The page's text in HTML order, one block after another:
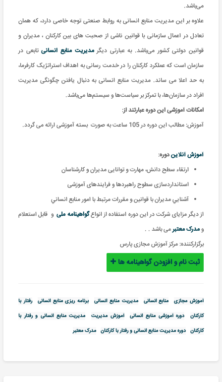
می‌باشد.
علاوه بر این مدیریت منابع انسانی به روابط صنعتی توجه خاصی دارد، که همان
تعادل در اعمال سازمانی با قوانین ناشی از صحبت های بین کارکنان ، مدیران و
قوانین دولتی کشور می‌باشد. به عبارتی دیگرمدیریت منابع انسانیتابعی در
سازمان است که عملکرد کارکنان را در خدمت رسانی به اهداف استراتژیک کارفرما،
به حد اعلا می ساند. مدیریت منابع انسانی به دنبال یافتن چگونگی مدیریت
افراد در سازمان‌ها، با تمرکز بر سیاست‌ها و سیستم‌ها می‌باشد.
امکانات آموزشی این دوره عبارتند از:
آموزش: مطالب این دوره در 105 ساعت به صورت بسته آموزشی ارائه می گردد
.
آموزش آنلایندوره:
ارتقاء سطح دانش، مهارت و توانایی مدیران و کارشناسان
استانداردسازی سطوح راهبردها و فرایندهای آموزشی
آشنايي مديران با قوانين و مقررات مرتبط با امور منابع انساني
از دیگر مزایای شرکت در این دوره استفاده از انواعگواهینامه ملیو قابل استعلام
ومدرک معتبرمی باشد .
.
برگزارکننده: مرکز آموزش مجازی پارس
ثبت نام و افزودن گواهینامه ها
آموزش مجازی منابع انسانی مدیریت منابع انسانی برنامه ریزی منابع انسانی
رفتار با
کارکنان
دوره آموزشی منابع انسانی آموزش مدیریت
مدیریت منابع انسانی و رفتار با
کارکنان دوره مدیریت منابع انسانی و رفتار با کارکنان مدرک معتبر